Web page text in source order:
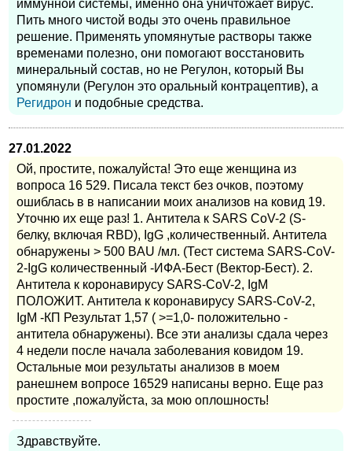
иммунной системы, именно она уничтожает вирус.
Пить много чистой воды это очень правильное
решение. Применять упомянутые растворы также
временами полезно, они помогают восстановить
минеральный состав, но не Регулон, который Вы
упомянули (Регулон это оральный контрацептив), а
Регидрон и подобные средства.
27.01.2022
Ой, простите, пожалуйста! Это еще женщина из
вопроса 16 529. Писала текст без очков, поэтому
ошиблась в в написании моих анализов на ковид 19.
Уточню их еще раз! 1. Антитела к SARS CoV-2 (S-
белку, включая RBD), IgG ,количественный. Антитела
обнаружены > 500 BAU /мл. (Тест система SARS-CoV-
2-IgG количественный -ИФА-Бест (Вектор-Бест). 2.
Антитела к коронавирусу SARS-CoV-2, IgM
ПОЛОЖИТ. Антитела к коронавирусу SARS-CoV-2,
IgM -КП Результат 1,57 ( >=1,0- положительно -
антитела обнаружены). Все эти анализы сдала через
4 недели после начала заболевания ковидом 19.
Остальные мои результаты анализов в моем
ранешнем вопросе 16529 написаны верно. Еще раз
простите ,пожалуйста, за мою оплошность!
Здравствуйте.